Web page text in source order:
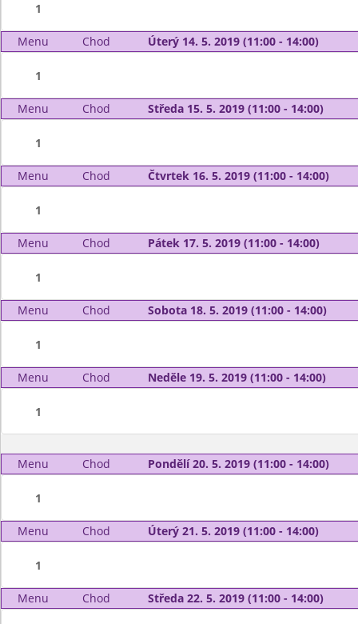
1
Menu Chod Úterý 14. 5. 2019 (11:00 - 14:00)
1
Menu Chod Středa 15. 5. 2019 (11:00 - 14:00)
1
Menu Chod Čtvrtek 16. 5. 2019 (11:00 - 14:00)
1
Menu Chod Pátek 17. 5. 2019 (11:00 - 14:00)
1
Menu Chod Sobota 18. 5. 2019 (11:00 - 14:00)
1
Menu Chod Neděle 19. 5. 2019 (11:00 - 14:00)
1
Menu Chod Pondělí 20. 5. 2019 (11:00 - 14:00)
1
Menu Chod Úterý 21. 5. 2019 (11:00 - 14:00)
1
Menu Chod Středa 22. 5. 2019 (11:00 - 14:00)